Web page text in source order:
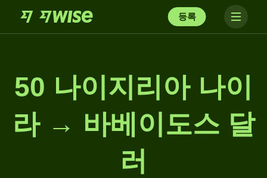
등록
50 나이지리아 나이
라 → 바베이도스 달
러